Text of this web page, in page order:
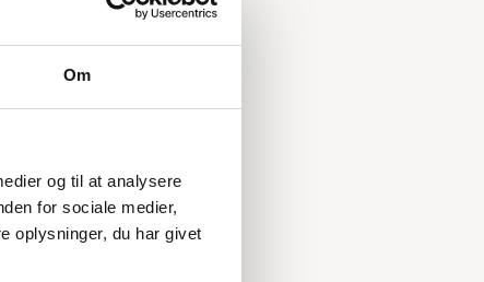
Om
og til at analysere
for sociale medier,
oplysninger, du har givet